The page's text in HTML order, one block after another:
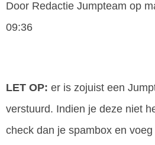
Door Redactie Jumpteam op
09:36
LET OP: er is zojuist een
verstuurd. Indien je deze niet
check dan je spambox en